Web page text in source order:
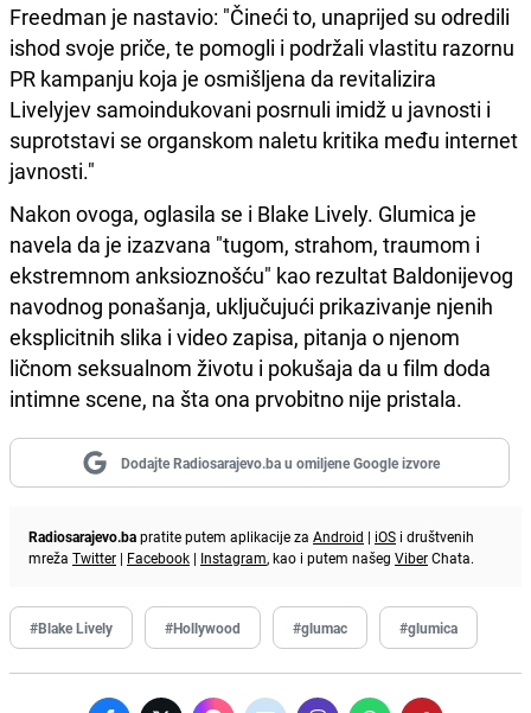
Freedman je nastavio: "Čineći to, unaprijed su odredili
ishod svoje priče, te pomogli i podržali vlastitu razornu
PR kampanju koja je osmišljena da revitalizira
Livelyjev samoindukovani posrnuli imidž u javnosti i
suprotstavi se organskom naletu kritika među internet
javnosti."
Nakon ovoga, oglasila se i Blake Lively. Glumica je
navela da je izazvana "tugom, strahom, traumom i
ekstremnom anksioznošću" kao rezultat Baldonijevog
navodnog ponašanja, uključujući prikazivanje njenih
eksplicitnih slika i video zapisa, pitanja o njenom
ličnom seksualnom životu i pokušaja da u film doda
intimne scene, na šta ona prvobitno nije pristala.
Dodajte Radiosarajevo.ba u omiljene Google izvore
Radiosarajevo.bapratite putem aplikacije za Android | iOS i društvenih
mreža Twitter | Facebook | Instagram, kao i putem našeg ViberChata.
#Blake Lively #Hollywood #glumac #glumica